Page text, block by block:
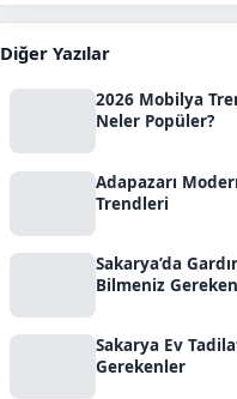
Diğer Yazılar
2026 Mobilya
Neler Popüler?
Adapazarı
Trendleri
Sakarya’da
Bilmeniz
Sakarya Ev
Gerekenler